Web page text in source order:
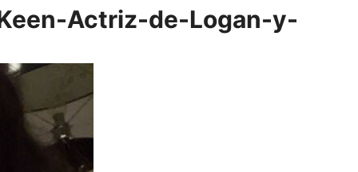
Actriz-de-Logan-y-